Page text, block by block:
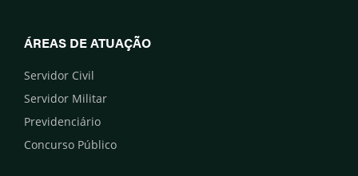
ÁREAS DE ATUAÇÃO
Servidor Civil
Servidor Militar
Previdenciário
Concurso Público